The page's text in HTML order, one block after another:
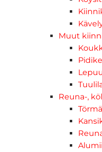
Muut
Reuna-,